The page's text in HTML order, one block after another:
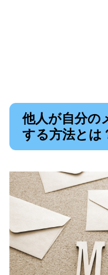
他人が自分の
する方法とは